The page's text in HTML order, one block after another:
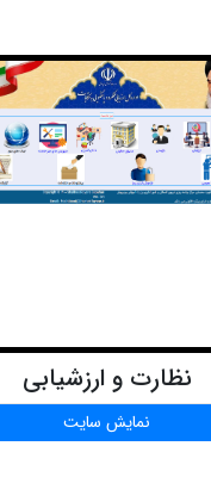
نظارت و ارزشیابی
نمایش سایت